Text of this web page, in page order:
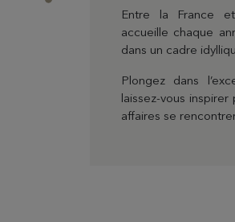
Entre la France
accueille chaque
dans un cadre
Plongez dans
laissez-vous
affaires se